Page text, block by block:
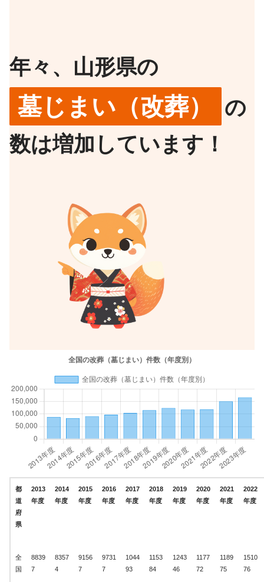
年々、山形県の
墓じまい（改葬）
の
数は増加しています！
都
道
府
県
2013
年度
2014
年度
2015
年度
2016
年度
2017
年度
2018
年度
2019
年度
2020
年度
2021
年度
2022
年度
全
国
8839
7
8357
4
9156
7
9731
7
1044
93
1153
84
1243
46
1177
72
1189
75
1510
76